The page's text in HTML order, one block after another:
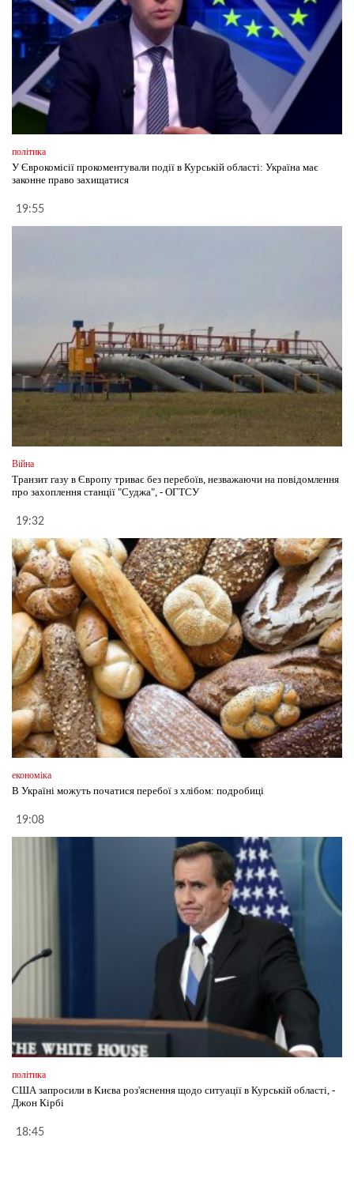
політика
У Єврокомісії прокоментували події в Курській області: Україна має
законне право захищатися
19:55
Війна
Транзит газу в Європу триває без перебоїв, незважаючи на повідомлення
про захоплення станції "Суджа", - ОГТСУ
19:32
економіка
В Україні можуть початися перебої з хлібом: подробиці
19:08
політика
США запросили в Києва роз'яснення щодо ситуації в Курській області, -
Джон Кірбі
18:45